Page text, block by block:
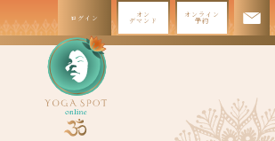
ログイン オン
デマンド
オンライン
予約